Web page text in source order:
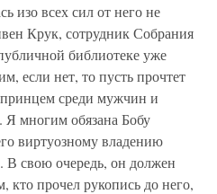
изо всех сил от него не
Крук, сотрудник Собрания
библиотеке уже
если нет, то пусть прочтет
среди мужчин и
Я многим обязана Бобу
виртуозному владению
В свою очередь, он должен
кто прочел рукопись до него,